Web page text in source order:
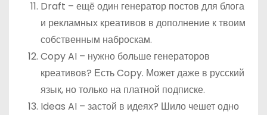
Draft – ещё один генератор постов для блога
и рекламных креативов в дополнение к твоим
собственным наброскам.
Copy AI – нужно больше генераторов
креативов? Есть Copy. Может даже в русский
язык, но только на платной подписке.
Ideas AI – застой в идеях? Шило чешет одно